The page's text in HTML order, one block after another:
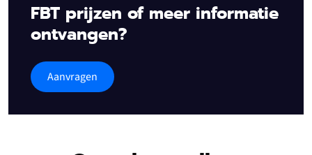
FBT prijzen of meer informatie
ontvangen?
Aanvragen